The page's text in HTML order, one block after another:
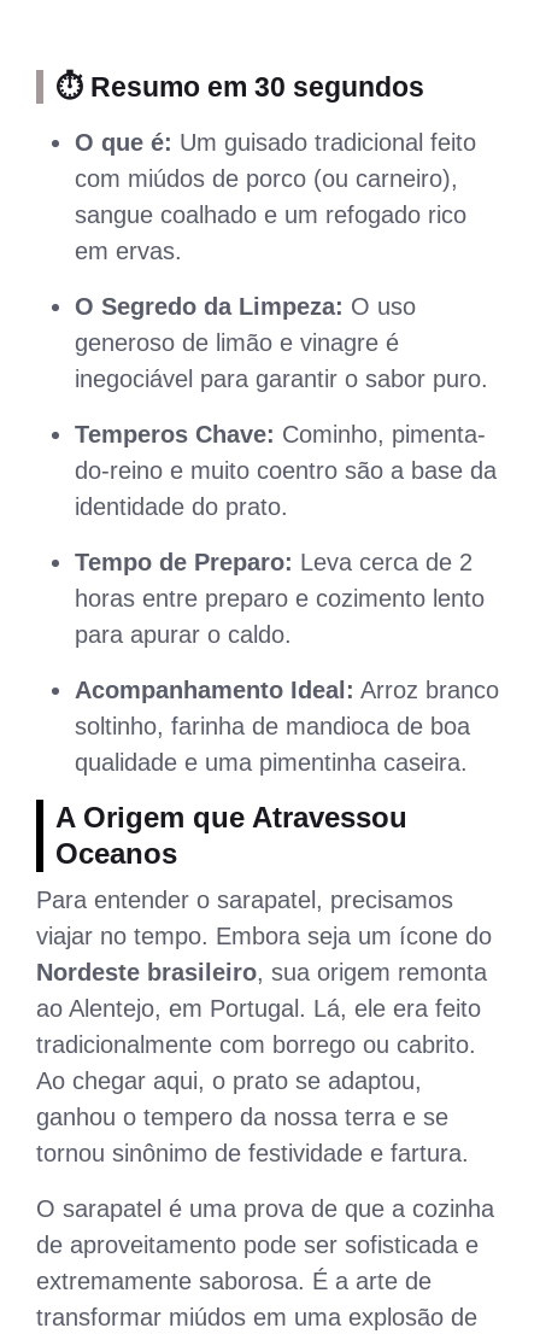
⏱️ Resumo em 30 segundos
O que é: Um guisado tradicional feito
com miúdos de porco (ou carneiro),
sangue coalhado e um refogado rico
em ervas.
O Segredo da Limpeza: O uso
generoso de limão e vinagre é
inegociável para garantir o sabor puro.
Temperos Chave: Cominho, pimenta-
do-reino e muito coentro são a base da
identidade do prato.
Tempo de Preparo: Leva cerca de 2
horas entre preparo e cozimento lento
para apurar o caldo.
Acompanhamento Ideal: Arroz branco
soltinho, farinha de mandioca de boa
qualidade e uma pimentinha caseira.
A Origem que Atravessou
Oceanos
Para entender o sarapatel, precisamos
viajar no tempo. Embora seja um ícone do
Nordeste brasileiro, sua origem remonta
ao Alentejo, em Portugal. Lá, ele era feito
tradicionalmente com borrego ou cabrito.
Ao chegar aqui, o prato se adaptou,
ganhou o tempero da nossa terra e se
tornou sinônimo de festividade e fartura.
O sarapatel é uma prova de que a cozinha
de aproveitamento pode ser sofisticada e
extremamente saborosa. É a arte de
transformar miúdos em uma explosão de